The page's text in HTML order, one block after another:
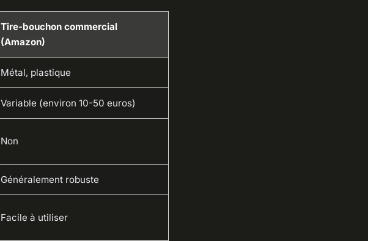
Tire-bouchon commercial
(Amazon)
Métal, plastique
Variable (environ 10-50 euros)
Non
Généralement robuste
Facile à utiliser